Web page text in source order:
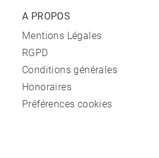
A PROPOS
Mentions Légales
RGPD
Conditions générales
Honoraires
Préférences cookies